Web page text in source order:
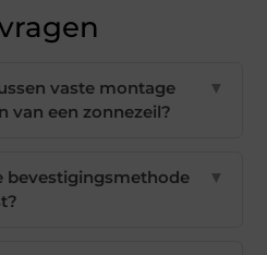
vaste montage
van een zonnezeil?
▼
bevestigingsmethode
▼